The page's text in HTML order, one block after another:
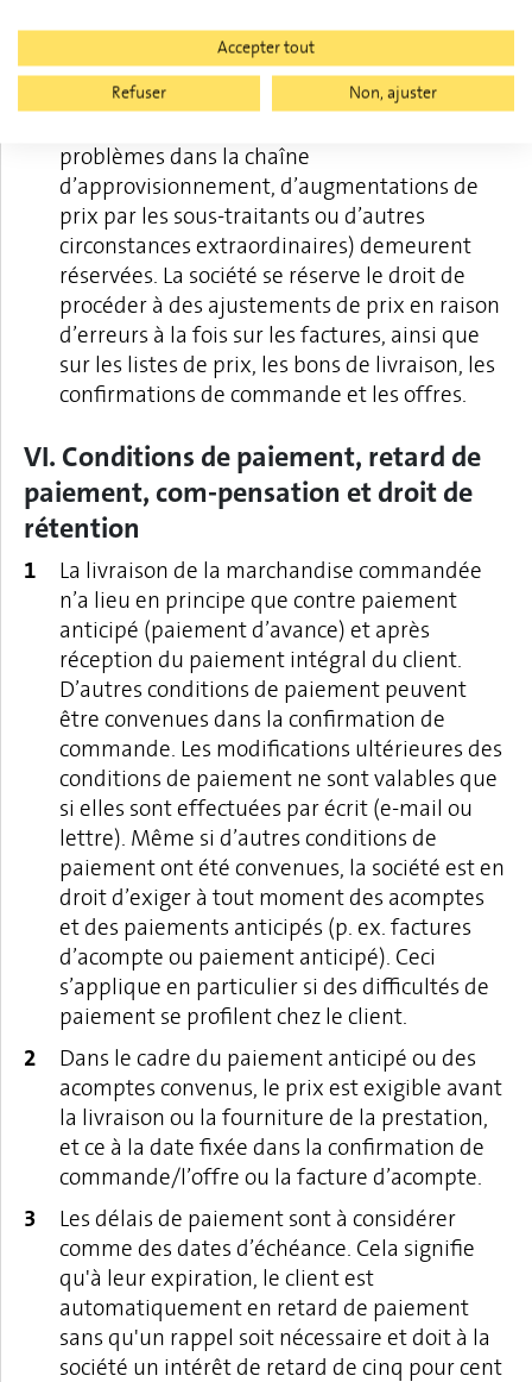
pas compris dans les prix.
Les modifications de prix sans préavis notifié
au client en cas de renchérissement ou
problèmes dans la chaîne
d’approvisionnement, d’augmentations de
prix par les sous-traitants ou d’autres
circonstances extraordinaires) demeurent
réservées. La société se réserve le droit de
procéder à des ajustements de prix en raison
d’erreurs à la fois sur les factures, ainsi que
sur les listes de prix, les bons de livraison, les
confirmations de commande et les offres.
VI. Conditions de paiement, retard de
paiement, com-pensation et droit de
rétention
La livraison de la marchandise commandée
n’a lieu en principe que contre paiement
anticipé (paiement d’avance) et après
réception du paiement intégral du client.
D’autres conditions de paiement peuvent
être convenues dans la confirmation de
commande. Les modifications ultérieures des
conditions de paiement ne sont valables que
si elles sont effectuées par écrit (e-mail ou
lettre). Même si d’autres conditions de
paiement ont été convenues, la société est en
droit d’exiger à tout moment des acomptes
et des paiements anticipés (p. ex. factures
d’acompte ou paiement anticipé). Ceci
s’applique en particulier si des difficultés de
paiement se profilent chez le client.
Dans le cadre du paiement anticipé ou des
acomptes convenus, le prix est exigible avant
la livraison ou la fourniture de la prestation,
et ce à la date fixée dans la confirmation de
commande/l’offre ou la facture d’acompte.
Les délais de paiement sont à considérer
comme des dates d’échéance. Cela signifie
qu'à leur expiration, le client est
automatiquement en retard de paiement
sans qu'un rappel soit nécessaire et doit à la
société un intérêt de retard de cinq pour cent
Accepter tout
Refuser
Non, ajuster